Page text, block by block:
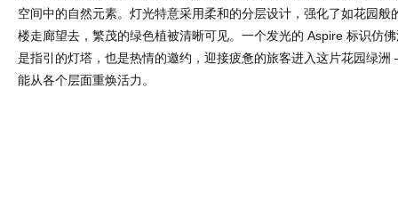
空间中的自然元素。灯光特意采用柔和的分层设计，强化了如花园般
楼走廊望去，繁茂的绿色植被清晰可见。一个发光的 Aspire 标识仿
是指引的灯塔，也是热情的邀约，迎接疲惫的旅客进入这片花园绿
能从各个层面重焕活力。